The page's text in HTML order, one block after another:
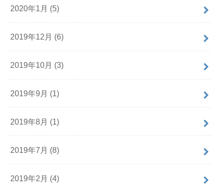
2020年1月 (5)
2019年12月 (6)
2019年10月 (3)
2019年9月 (1)
2019年8月 (1)
2019年7月 (8)
2019年2月 (4)